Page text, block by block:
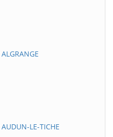
LE-TICHE